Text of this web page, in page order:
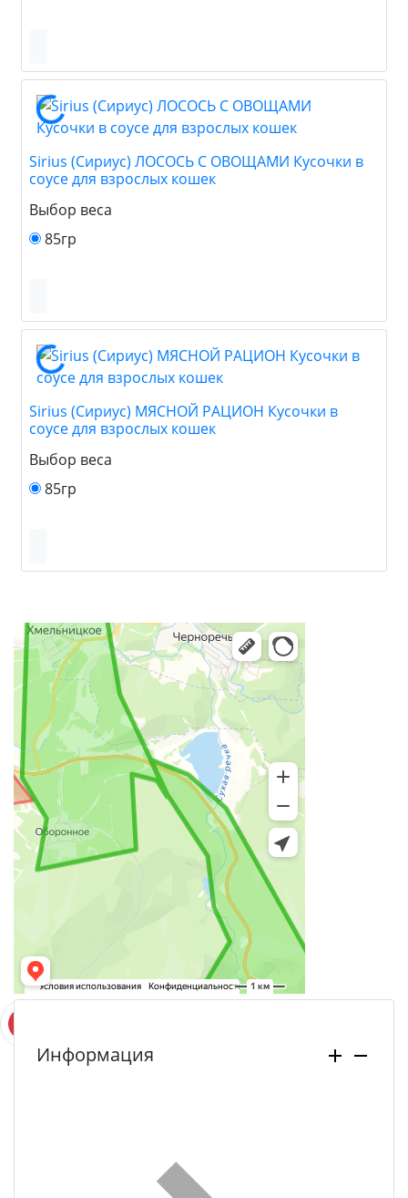
Sirius (Сириус) ЛОСОСЬ С ОВОЩАМИ Кусочки в
соусе для взрослых кошек
Выбор веса
85гр
Sirius (Сириус) МЯСНОЙ РАЦИОН Кусочки в
соусе для взрослых кошек
Выбор веса
85гр
Информация